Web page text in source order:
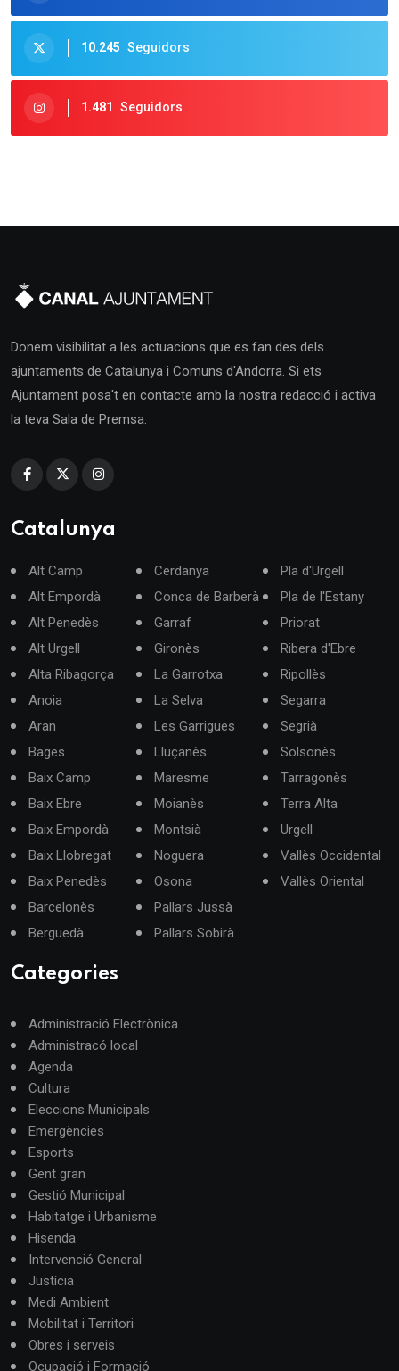
10.245 Seguidors
1.481 Seguidors
Donem visibilitat a les actuacions que es fan des dels
ajuntaments de Catalunya i Comuns d'Andorra. Si ets
Ajuntament posa't en contacte amb la nostra redacció i activa
la teva Sala de Premsa.
Catalunya
Alt Camp
Alt Empordà
Alt Penedès
Alt Urgell
Alta Ribagorça
Anoia
Aran
Bages
Baix Camp
Baix Ebre
Baix Empordà
Baix Llobregat
Baix Penedès
Barcelonès
Berguedà
Cerdanya
Conca de Barberà
Garraf
Gironès
La Garrotxa
La Selva
Les Garrigues
Lluçanès
Maresme
Moianès
Montsià
Noguera
Osona
Pallars Jussà
Pallars Sobirà
Pla d'Urgell
Pla de l'Estany
Priorat
Ribera d'Ebre
Ripollès
Segarra
Segrià
Solsonès
Tarragonès
Terra Alta
Urgell
Vallès Occidental
Vallès Oriental
Categories
Administració Electrònica
Administracó local
Agenda
Cultura
Eleccions Municipals
Emergències
Esports
Gent gran
Gestió Municipal
Habitatge i Urbanisme
Hisenda
Intervenció General
Justícia
Medi Ambient
Mobilitat i Territori
Obres i serveis
Ocupació i Formació